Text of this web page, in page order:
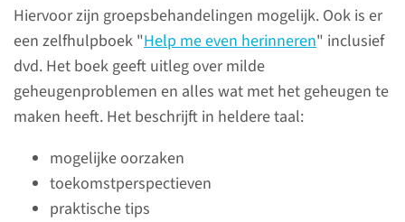
Hiervoor zijn groepsbehandelingen mogelijk. Ook is er
een zelfhulpboek "Help me even herinneren" inclusief
dvd. Het boek geeft uitleg over milde
geheugenproblemen en alles wat met het geheugen te
maken heeft. Het beschrijft in heldere taal:
mogelijke oorzaken
toekomstperspectieven
praktische tips
In het Radboudumc Alzheimer
Centrum houden we ons bezig
met de oorzaken en impact van
alzheimer. We proberen meer
kennis te krijgen over de ziekte
onderzoek. Die nieuwe kennis
passen we toe in onze zorg.